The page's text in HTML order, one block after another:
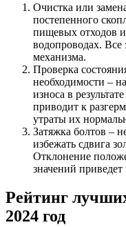
Очистка или
постепенного
пищевых отходов
водопроводах. Все
механизма.
Проверка
необходимости –
износа в
приводит к
утраты их
Затяжка болтов –
избежать сдвига
Отклонение
значений
Рейтинг
2024 год